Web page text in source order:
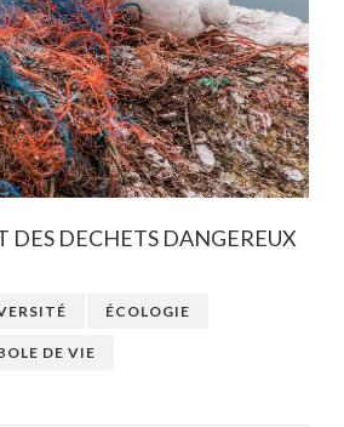
DES DECHETS DANGEREUX
ÉCOLOGIE
DE VIE